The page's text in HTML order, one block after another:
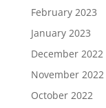
February 2023
January 2023
December 2022
November 2022
October 2022